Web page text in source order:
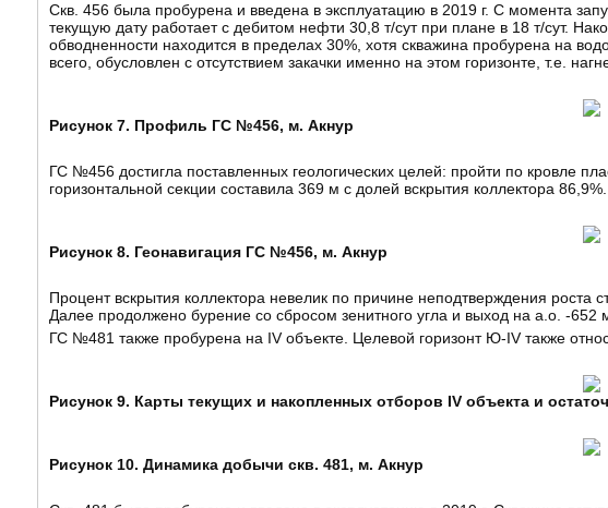
Скв. 456 была пробурена и введена в эксплуатацию в 2019 г. С момента
текущую дату работает с дебитом нефти 30,8 т/сут при плане в 18 т/сут.
обводненности находится в пределах 30%, хотя скважина пробурена на
всего, обусловлен с отсутствием закачки именно на этом горизонте, т.е.
Рисунок 7. Профиль ГС №456, м. Акнур
ГС №456 достигла поставленных геологических целей: пройти по кровле
горизонтальной секции составила 369 м с долей вскрытия коллектора
Рисунок 8. Геонавигация ГС №456, м. Акнур
Процент вскрытия коллектора невелик по причине неподтверждения роста
Далее продолжено бурение со сбросом зенитного угла и выход на а.о. -652
ГС №481 также пробурена на IV объекте. Целевой горизонт Ю-IV также
Рисунок 9. Карты текущих и накопленных отборов IV объекта и
Рисунок 10. Динамика добычи скв. 481, м. Акнур